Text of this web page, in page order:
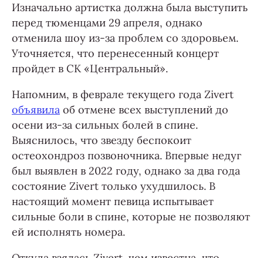
Изначально артистка должна была выступить
перед тюменцами 29 апреля, однако
отменила шоу из-за проблем со здоровьем.
Уточняется, что перенесенный концерт
пройдет в СК «Центральный».
Напомним, в феврале текущего года Zivert
объявила об отмене всех выступлений до
осени из-за сильных болей в спине.
Выяснилось, что звезду беспокоит
остеохондроз позвоночника. Впервые недуг
был выявлен в 2022 году, однако за два года
состояние Zivert только ухудшилось. В
настоящий момент певица испытывает
сильные боли в спине, которые не позволяют
ей исполнять номера.